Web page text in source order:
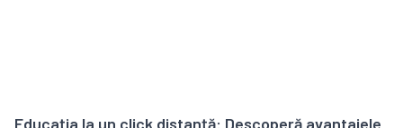
Educația la un click distanță: Descoperă avantajele